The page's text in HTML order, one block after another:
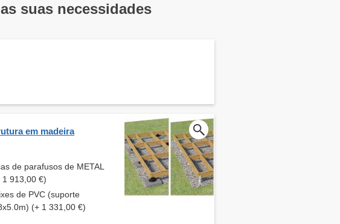
suas necessidades
em madeira
de parafusos de METAL
913,00 €)
de PVC (suporte
(+ 1 331,00 €)